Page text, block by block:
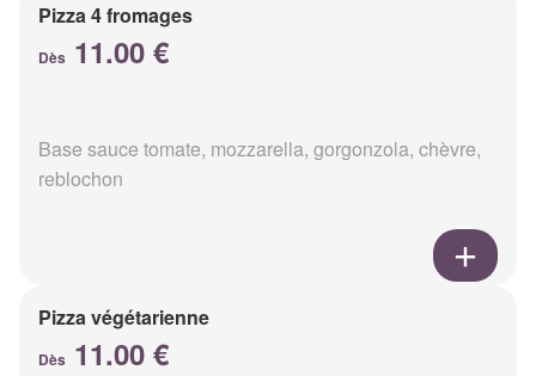
Pizza 4 fromages
Dès 11.00 €
Base sauce tomate, mozzarella, gorgonzola, chèvre,
reblochon
Pizza végétarienne
Dès 11.00 €